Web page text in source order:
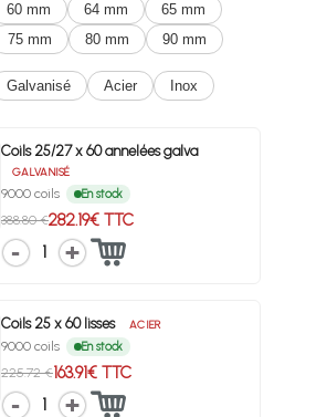
60 mm 64 mm
65 mm
75 mm 80 mm
90 mm
Galvanisé Acier Inox
Coils 25/27 x 60 annelées galva
GALVANISÉ
9000 coils En stock
388.80 €282.19€ TTC
1
Coils 25 x 60 lisses ACIER
9000 coils En stock
225.72 €163.91€ TTC
1